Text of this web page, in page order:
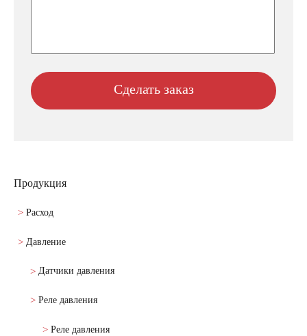
Продукция
Расход
Давление
Датчики давления
Реле давления
Реле давления